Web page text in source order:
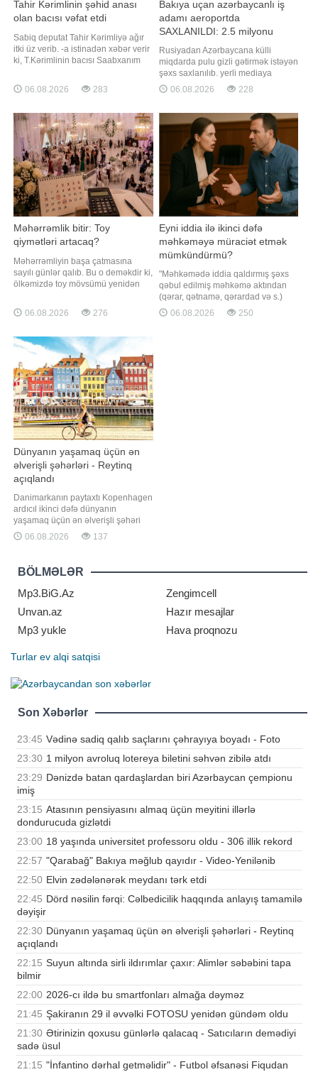
Tahir Kərimlinin şəhid anası
olan bacısı vəfat etdi
Sabiq deputat Tahir Kərimliyə ağır
itki üz verib. -a istinadən xəbər verir
ki, T.Kərimlinin bacısı Saabxanım
edib. Mərhum bu gün Şamaxı şəhər
qəbiristanlığında dəfn olunacaq.
şəhid anası olub. Onun oğlu Şahin
Seyidov 1989-cu ildə Bakı Dövlə
06.08.2026 283
Bakıya uçan azərbaycanlı iş
adamı aeroportda
SAXLANILDI: 2.5 milyonu
əlindən alındı
Rusiyadan Azərbaycana külli
miqdarda pulu gizli gətirmək istəyən
şəxs saxlanılıb. yerli mediaya
istinadla bildirir ki, hadisə
Novosibirsk şəhərindəki
verib. İddia olunur ki, gömrük
əməkdaşları külli miqdarda nağd
pulun qanunsuz şəkildə Rusiyadan
çıxarılmasının qarşısın
06.08.2026 228
Məhərrəmlik bitir: Toy
qiymətləri artacaq?
Məhərrəmliyin başa çatmasına
sayılı günlər qalıb. Bu o deməkdir ki,
ölkəmizdə toy mövsümü yenidən
Evlənməyə hazırlaşan cütlükləri ən
çox maraqlandıran məsələlərdən
dəyişib-dəyişməməsi, eləcə də
uyğun tarix tapmağın
mümkünlüyüdür. Bəs real duru
06.08.2026 276
Eyni iddia ilə ikinci dəfə
məhkəməyə müraciət etmək
mümkündürmü?
"Məhkəmədə iddia qaldırmış şəxs
qəbul edilmiş məhkəmə aktından
(qərar, qətnamə, qərardad və s.)
narazı qaldıqda, qanunvericilikdə
nəzərdə tutulmuş qaydada həmin
06.08.2026 250
Dünyanın yaşamaq üçün ən
əlverişli şəhərləri - Reytinq
açıqlandı
Danimarkanın paytaxtı Kopenhagen
ardıcıl ikinci dəfə dünyanın
yaşamaq üçün ən əlverişli şəhəri
seçilib. Qaynarinfo xəbər verir ki, bu
barədə Economist Intelligence Unit
Qlobal Yaşanabilirlik İndeksində
qeyd olunub. Reytinqə əsasən,
Kopenhagen 173 şəhər arasında
sabitlik
06.08.2026 137
BÖLMƏLƏR
Mp3.BiG.Az
Zengimcell
Unvan.az
Hazır mesajlar
Mp3 yukle
Hava proqnozu
Turlar ev alqi satqisi
Son Xəbərlər
23:45 Vədinə sadiq qalıb saçlarını çəhrayıya boyadı - Foto
23:30 1 milyon avroluq lotereya biletini səhvən zibilə atdı
23:29 Dənizdə batan qardaşlardan biri Azərbaycan çempionu
imiş
23:15 Atasının pensiyasını almaq üçün meyitini illərlə
dondurucuda gizlətdi
23:00 18 yaşında universitet professoru oldu - 306 illik rekord
22:57 "Qarabağ" Bakıya məğlub qayıdır - Video-Yenilənib
22:50 Elvin zədələnərək meydanı tərk etdi
22:45 Dörd nəsilin fərqi: Cəlbedicilik haqqında anlayış tamamilə
dəyişir
22:30 Dünyanın yaşamaq üçün ən əlverişli şəhərləri - Reytinq
açıqlandı
22:15 Suyun altında sirli ildırımlar çaxır: Alimlər səbəbini tapa
bilmir
22:00 2026-cı ildə bu smartfonları almağa dəyməz
21:45 Şakiranın 29 il əvvəlki FOTOSU yenidən gündəm oldu
21:30 Ətirinizin qoxusu günlərlə qalacaq - Satıcıların demədiyi
sadə üsul
21:15 "İnfantino dərhal getməlidir" - Futbol əfsanəsi Fiqudan